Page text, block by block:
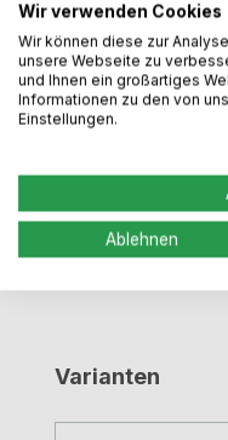
Beschreibung
Für 120er und 125er
Schlauchklemmen
Bewertungen
Produktgalerie
Varianten
Wir verwenden Cookies
Wir können diese zur
unsere Webseite zu
und Ihnen ein großartiges
Informationen zu den von
Einstellungen.
Ablehnen